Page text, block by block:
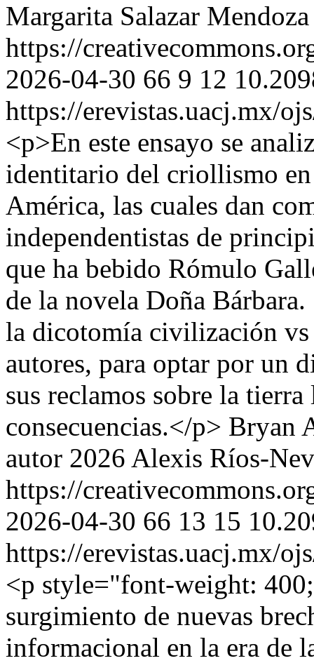
Margarita Salazar Mendoza
https://
2026-04-30 66 9 12
https://erevistas.uacj.mx/
<p>En este ensayo se
identitario del criollismo en
América, las cuales dan
independentistas de
que ha bebido Rómulo
de la novela Doña
la dicotomía civilización vs
autores, para optar por un
sus reclamos sobre la
consecuencias.</p> Bryan
autor 2026 Alexis Ríos-
https://
2026-04-30 66 13 15
https://erevistas.uacj.mx/
<p style="font-weight:
surgimiento de nuevas
informacional en la era de